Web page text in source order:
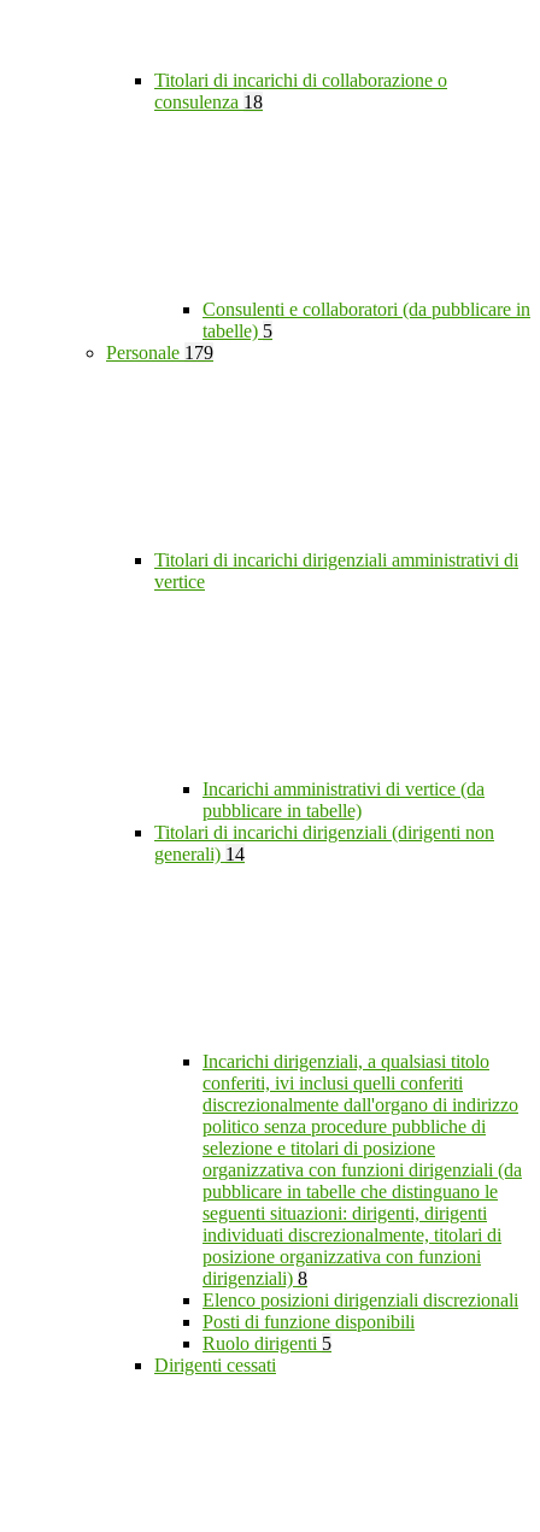
Titolari di incarichi di collaborazione o
consulenza 18
Consulenti e collaboratori (da pubblicare in
tabelle) 5
Personale 179
Titolari di incarichi dirigenziali amministrativi di
vertice
Incarichi amministrativi di vertice (da
pubblicare in tabelle)
Titolari di incarichi dirigenziali (dirigenti non
generali) 14
Incarichi dirigenziali, a qualsiasi titolo
conferiti, ivi inclusi quelli conferiti
discrezionalmente dall'organo di indirizzo
politico senza procedure pubbliche di
selezione e titolari di posizione
organizzativa con funzioni dirigenziali (da
pubblicare in tabelle che distinguano le
seguenti situazioni: dirigenti, dirigenti
individuati discrezionalmente, titolari di
posizione organizzativa con funzioni
dirigenziali) 8
Elenco posizioni dirigenziali discrezionali
Posti di funzione disponibili
Ruolo dirigenti 5
Dirigenti cessati